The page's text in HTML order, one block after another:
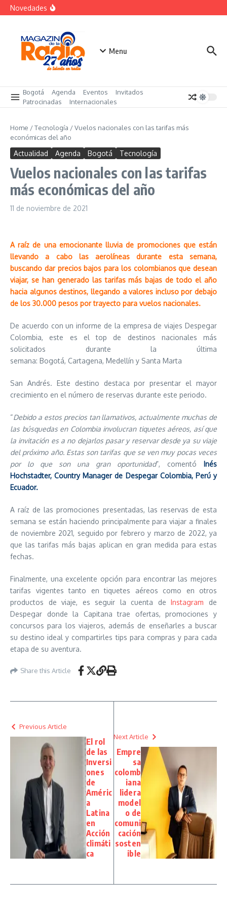
Saltar al contenido
Novedades
La posesión presidencial se verá en especial de DNEWS
sustitución de la coca
Menu
Bogotá Agenda Eventos
Invitados
Patrocinadas
Internacionales
Home /Tecnología /Vuelos nacionales con las tarifas más
económicas del año
Actualidad Agenda Bogotá Tecnología
Vuelos nacionales con las tarifas
más económicas del año
11 de noviembre de 2021
A raíz de una emocionante lluvia de promociones que están
llevando a cabo las aerolíneas durante esta semana,
buscando dar precios bajos para los colombianos que desean
viajar, se han generado las tarifas más bajas de todo el año
hacia algunos destinos, llegando a valores incluso por debajo
de los 30.000 pesos por trayecto para vuelos nacionales.
De acuerdo con un informe de la empresa de viajes Despegar
Colombia, este es el top de destinos nacionales más
solicitados durante la última
semana: Bogotá, Cartagena, Medellín y Santa Marta
San Andrés. Este destino destaca por presentar el mayor
crecimiento en el número de reservas durante este periodo.
“Debido a estos precios tan llamativos, actualmente muchas de
las búsquedas en Colombia involucran tiquetes aéreos, así que
la invitación es a no dejarlos pasar y reservar desde ya su viaje
del próximo año. Estas son tarifas que se ven muy pocas veces
por lo que son una gran oportunidad”, comentó Inés
Hochstadter, Country Manager de Despegar Colombia, Perú y
Ecuador.
A raíz de las promociones presentadas, las reservas de esta
semana se están haciendo principalmente para viajar a finales
de noviembre 2021, seguido por febrero y marzo de 2022, ya
que las tarifas más bajas aplican en gran medida para estas
fechas.
Finalmente, una excelente opción para encontrar las mejores
tarifas vigentes tanto en tiquetes aéreos como en otros
productos de viaje, es seguir la cuenta de Instagram de
Despegar donde la Capitana trae ofertas, promociones y
concursos para los viajeros, además de enseñarles a buscar
su destino ideal y compartirles tips para compras y para cada
etapa de su aventura.
Share this Article
Previous Article
El rol
de las
Inversi
ones
de
Améric
a
Latina
en
Acción
climáti
ca
Next Article
Empre
sa
colomb
iana
lidera
model
o de
comuni
cación
sosten
ible